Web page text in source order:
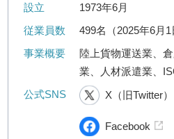
設立
1973年6月
従業員数
499名（2025年6月1
事業概要
陸上貨物運送業、
業、人材派遣業、
公式SNS
X（旧Twitter）
Facebook